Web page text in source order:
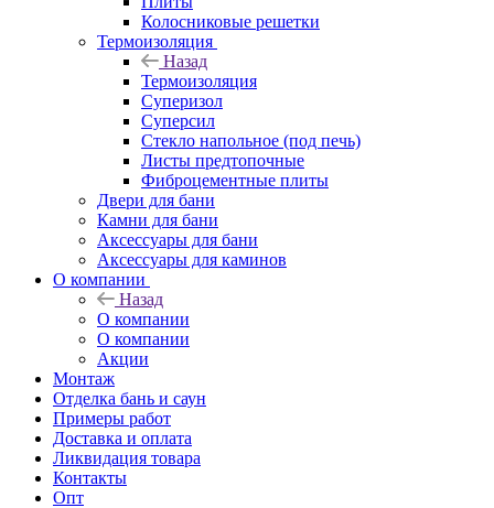
Колосниковые решетки
Термоизоляция
Назад
Термоизоляция
Суперизол
Суперсил
Стекло напольное (под печь)
Листы предтопочные
Фиброцементные плиты
Двери для бани
Камни для бани
Аксессуары для бани
Аксессуары для каминов
О компании
Назад
О компании
О компании
Акции
Монтаж
Отделка бань и саун
Примеры работ
Доставка и оплата
Ликвидация товара
Контакты
Опт